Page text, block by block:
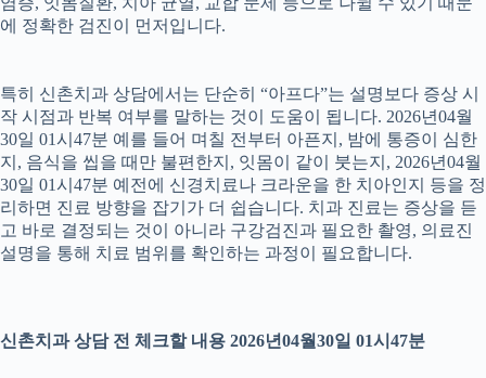
에 정확한 검진이 먼저입니다.
특히 신촌치과 상담에서는 단순히 “아프다”는 설명보다 증상 시
작 시점과 반복 여부를 말하는 것이 도움이 됩니다. 2026년04월
30일 01시47분 예를 들어 며칠 전부터 아픈지, 밤에 통증이 심한
지, 음식을 씹을 때만 불편한지, 잇몸이 같이 붓는지, 2026년04월
30일 01시47분 예전에 신경치료나 크라운을 한 치아인지 등을 정
리하면 진료 방향을 잡기가 더 쉽습니다. 치과 진료는 증상을 듣
고 바로 결정되는 것이 아니라 구강검진과 필요한 촬영, 의료진
설명을 통해 치료 범위를 확인하는 과정이 필요합니다.
신촌치과 상담 전 체크할 내용 2026년04월30일 01시47분